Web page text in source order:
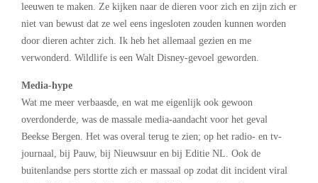
leeuwen te maken. Ze kijken naar de dieren voor zich en zijn zich er
niet van bewust dat ze wel eens ingesloten zouden kunnen worden
door dieren achter zich. Ik heb het allemaal gezien en me
verwonderd. Wildlife is een Walt Disney-gevoel geworden.
Media-hype
Wat me meer verbaasde, en wat me eigenlijk ook gewoon
overdonderde, was de massale media-aandacht voor het geval
Beekse Bergen. Het was overal terug te zien; op het radio- en tv-
journaal, bij Pauw, bij Nieuwsuur en bij Editie NL. Ook de
buitenlandse pers stortte zich er massaal op zodat dit incident viral